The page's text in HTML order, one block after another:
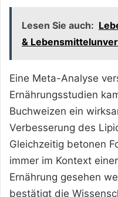
Lesen Sie auch:
&
Eine Meta-Analyse
Ernährungsstudien
Buchweizen ein
Verbesserung des
Gleichzeitig betonen
immer im Kontext
Ernährung gesehen
bestätigt die